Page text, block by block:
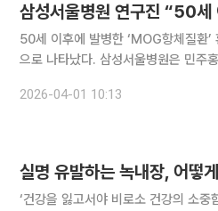
삼성서울병원 연구진 “50세
50세 이후에 발병한 ‘MOG항체질환
으로 나타났다. 삼성서울병원은 민주홍 신경과 교수 연구팀(김수현 국립암센터 신경과 교수, 주현진
된 성인 MOG항체질환 환자 350명
2026-04-01 10:13
실명 유발하는 녹내장, 어떻
‘건강을 잃고서야 비로소 건강의 소